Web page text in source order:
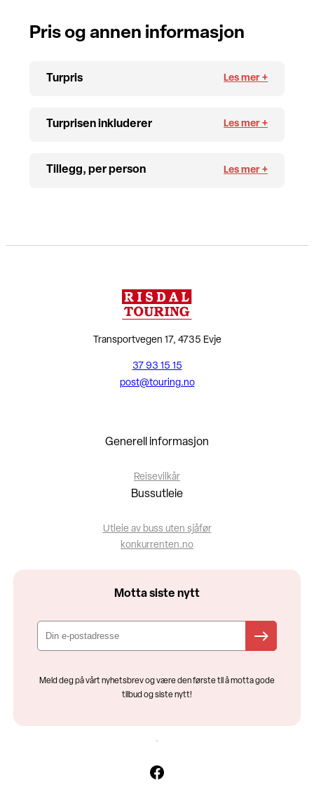
Pris og annen informasjon
Turpris
Turprisen inkluderer
Tillegg, per person
Transportvegen 17, 4735 Evje
37 93 15 15
post@touring.no
Generell informasjon
Reisevilkår
Bussutleie
Utleie av buss uten sjåfør
konkurrenten.no
Motta siste nytt
Meld deg på vårt nyhetsbrev og være den første til å motta gode
tilbud og siste nytt!
Facebook